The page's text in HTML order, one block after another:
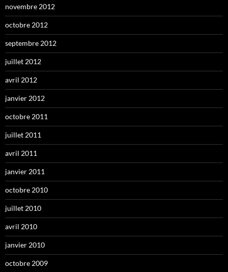
novembre 2012
octobre 2012
septembre 2012
juillet 2012
avril 2012
janvier 2012
octobre 2011
juillet 2011
avril 2011
janvier 2011
octobre 2010
juillet 2010
avril 2010
janvier 2010
octobre 2009